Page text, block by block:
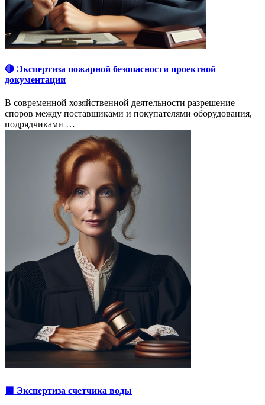
🔴 Экспертиза пожарной безопасности проектной
документации
В современной хозяйственной деятельности разрешение
споров между поставщиками и покупателями оборудования,
подрядчиками …
🟩 Экспертиза счетчика воды